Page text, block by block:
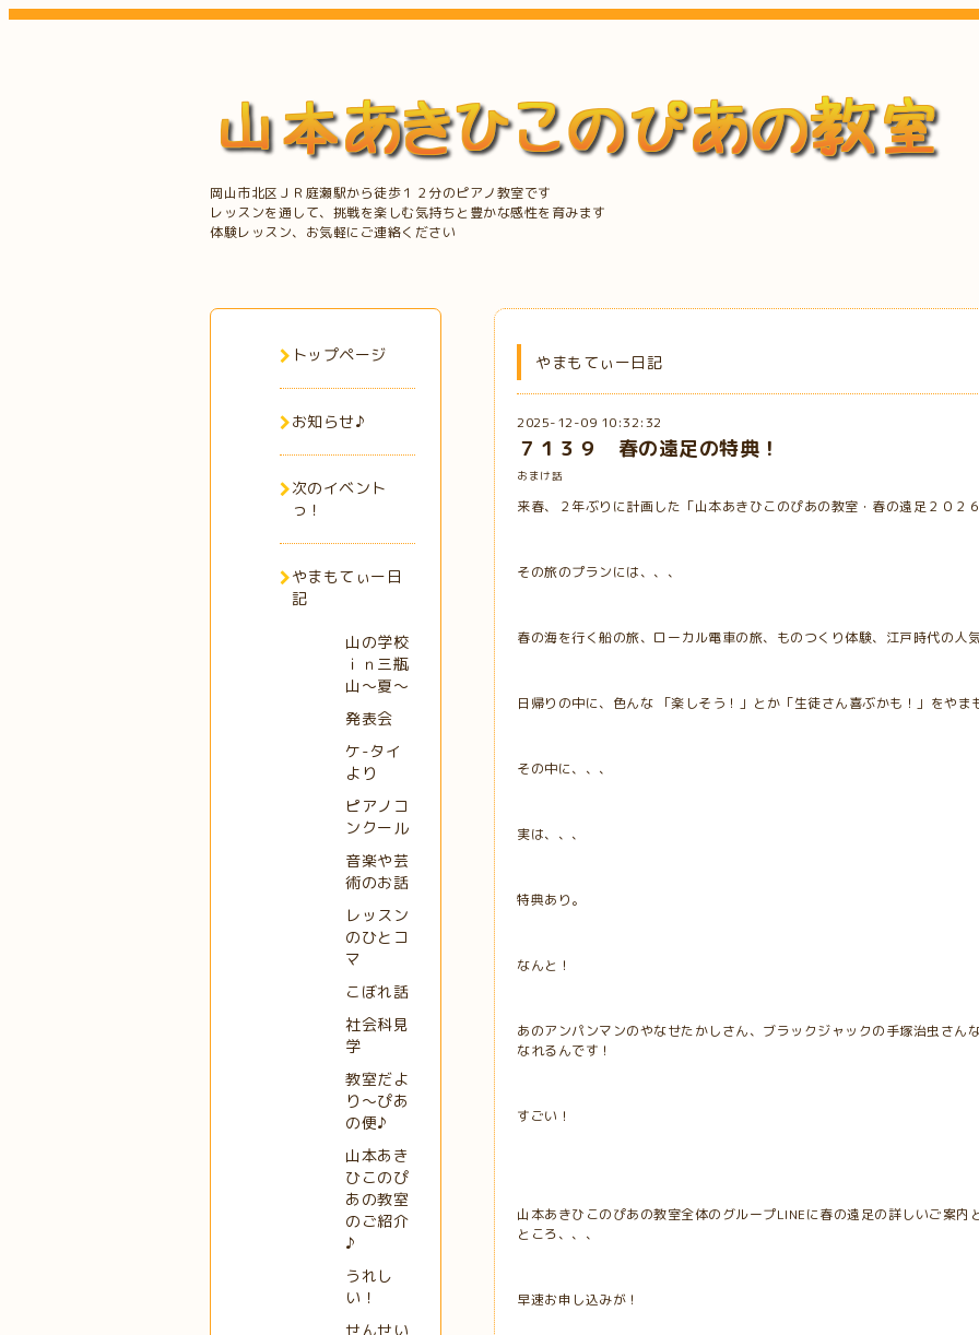
岡山市北区ＪＲ庭瀬駅から徒歩１２分のピアノ教室です
レッスンを通して、挑戦を楽しむ気持ちと豊かな感性を育みます
体験レッスン、お気軽にご連絡ください
やまもてぃー日記
2025-12-09 10:32:32
７１３９ 春の遠足の特典！
おまけ話
来春、２年ぶりに計画した「山本あきひこのぴあの教室・春の遠足２０２６
その旅のプランには、、、
春の海を行く船の旅、ローカル電車の旅、ものつくり体験、江戸時代の人
日帰りの中に、色んな 「楽しそう！」とか「生徒さん喜ぶかも！」をやま
その中に、、、
実は、、、
特典あり。
なんと！
あのアンパンマンのやなせたかしさん、ブラックジャックの手塚治虫さん
なれるんです！
すごい！
山本あきひこのぴあの教室全体のグループLINEに春の遠足の詳しいご案内
ところ、、、
早速お申し込みが！
トップページ
お知らせ♪
次のイベント
っ！
やまもてぃー日
記
山の学校
ｉｎ三瓶
山～夏～
発表会
ケ-タイ
より
ピアノコ
ンクール
音楽や芸
術のお話
レッスン
のひとコ
マ
こぼれ話
社会科見
学
教室だよ
り～ぴあ
の便♪
山本あき
ひこのぴ
あの教室
のご紹介
♪
うれし
い！
せんせい